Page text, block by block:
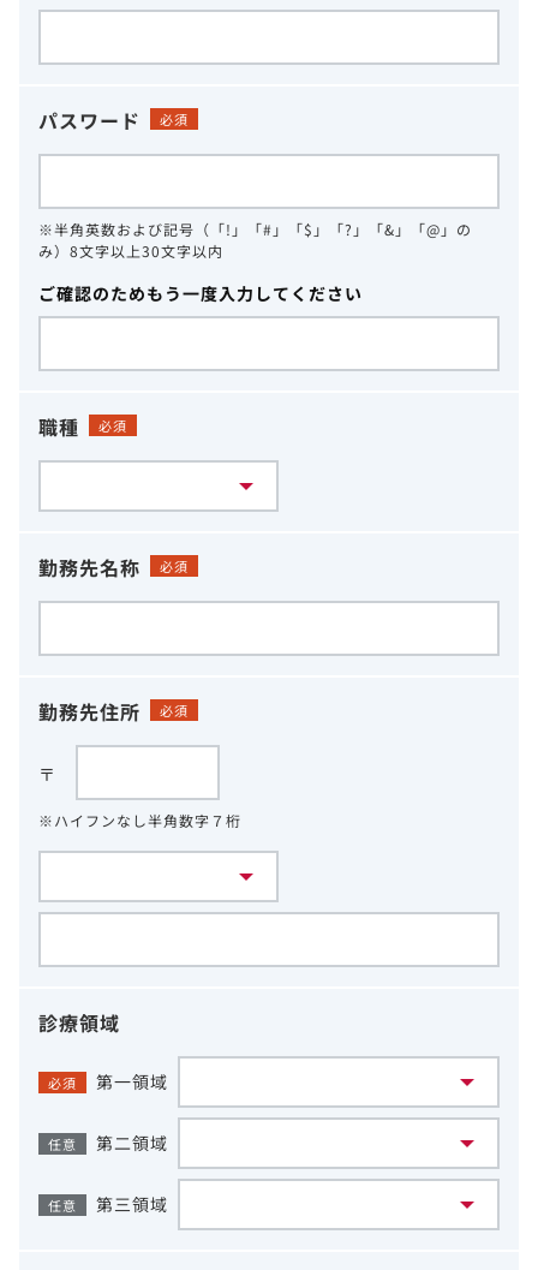
パスワード 必須
※半角英数および記号（「!」「#」「$」「?」「&」「@」の
み）8文字以上30文字以内
ご確認のためもう一度入力してください
職種 必須
勤務先名称 必須
勤務先住所 必須
〒
※ハイフンなし半角数字７桁
診療領域
必須 第一領域
任意 第二領域
任意 第三領域